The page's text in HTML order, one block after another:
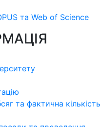
та Web of Science
та фактична кількість